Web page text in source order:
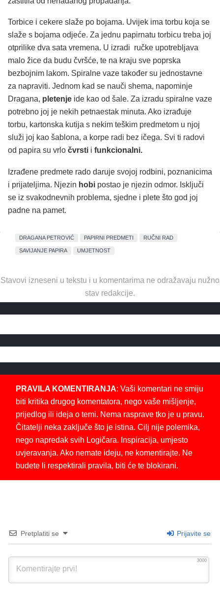
Torbice i cekere slaže po bojama. Uvijek ima torbu koja se
slaže s bojama odjeće. Za jednu papirnatu torbicu treba joj
otprilike dva sata vremena. U izradi ručke upotrebljava
malo žice da budu čvršće, te na kraju sve poprska
bezbojnim lakom. Spiralne vaze također su jednostavne
za napraviti. Jednom kad se nauči shema, napominje
Dragana, pletenje ide kao od šale. Za izradu spiralne vaze
potrebno joj je nekih petnaestak minuta. Ako izrađuje
torbu, kartonska kutija s nekim teškim predmetom u njoj
služi joj kao šablona, a korpe radi bez ičega. Svi ti radovi
od papira su vrlo čvrsti i funkcionalni.
Izrađene predmete rado daruje svojoj rodbini, poznanicima
i prijateljima. Njezin hobi postao je njezin odmor. Isključi
se iz svakodnevnih problema, sjedne i plete što god joj
padne na pamet.
DRAGANA PETROVIĆ PAPIRNI PREDMETI RUČNI RAD
SAVIJANJE PAPIRA UMJETNOST
Stavovi izneseni u tekstu i u komentarima ne odražavaju nužno
stav redakcije.
PRAVILA KOMENTIRANJA: Vaši komentari ne smiju
biti kritika drugog komentatora, nego vaše mišljenje,
prijedlog ili ideja o temi. Nema rasprave tko je u pravu.
Čitatelji neka zaključe što je istina. Cilj nije polemika,
nego napredak svih Logičara. Inspiracija, umjesto
uvjeravanja. Ako nemate ideju, ne komentirajte. Ne
budete li respektirali pravila, biti će te blokirani.
Pretplatiti se Prijavite se
3000